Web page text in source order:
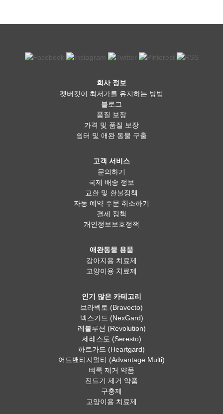
회사 정보
펫버킷이 최저가를 유지하는 방법
블로그
품질 보장
가격 및 품질 보장
쉼터 및 애완 동물 구출
고객 서비스
문의하기
국제 배송 정보
교환 및 환불정책
자동 예약 주문 취소하기
결제 정책
개인정보보호정책
애완동물 용품
강아지용 치료제
고양이용 치료제
인기 많은 카테고리
브라벡토 (Bravecto)
넥스가드 (NexGard)
레볼루션 (Revolution)
세레스토 (Seresto)
하트가드 (Heartgard)
어드밴티지멀티 (Advantage Multi)
벼룩 제거 약품
진드기 제거 약품
구충제
고양이용 치료제